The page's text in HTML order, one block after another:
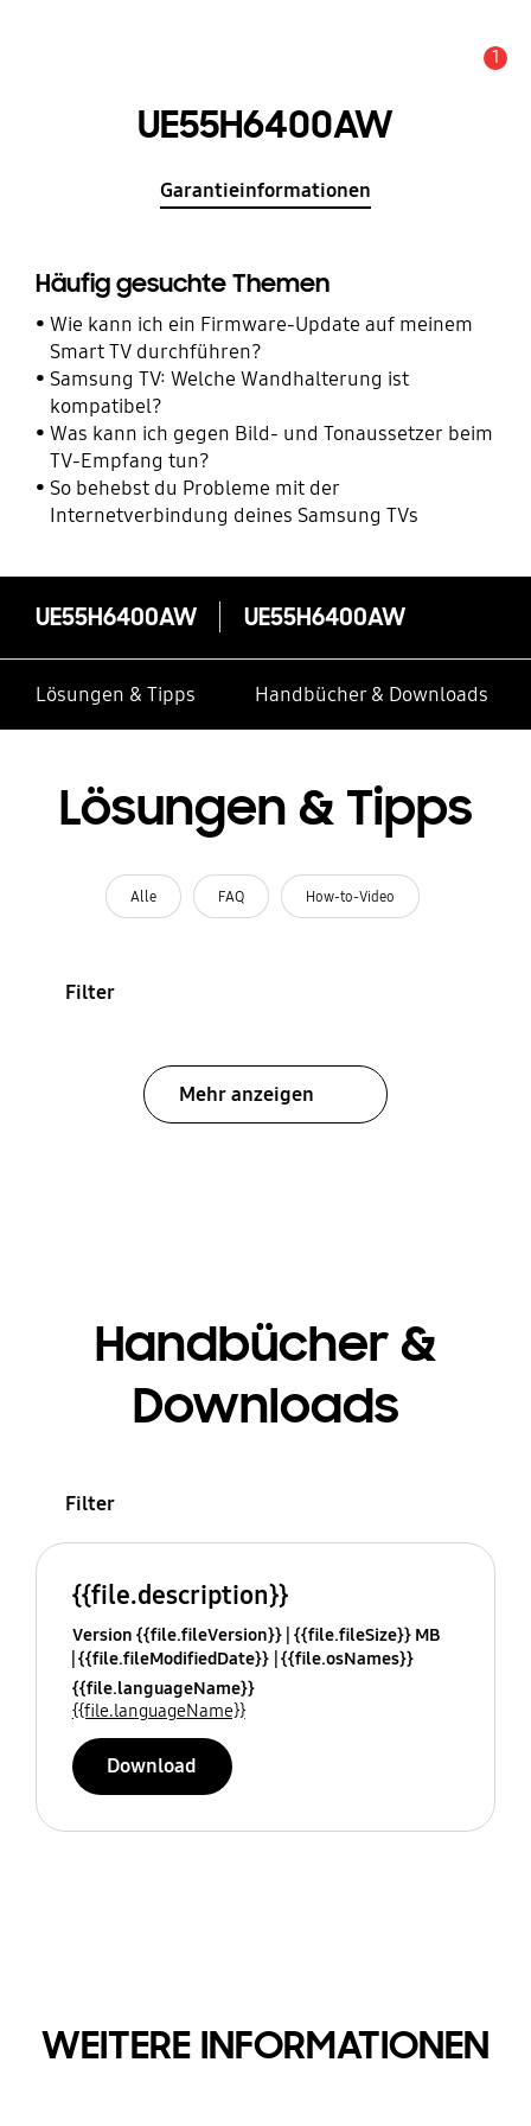
1
UE55H6400AW
Garantieinformationen
Häufig gesuchte Themen
Wie kann ich ein Firmware-Update auf meinem
Smart TV durchführen?
Samsung TV: Welche Wandhalterung ist
kompatibel?
Was kann ich gegen Bild- und Tonaussetzer beim
TV-Empfang tun?
So behebst du Probleme mit der
Internetverbindung deines Samsung TVs
UE55H6400AW UE55H6400AW
Lösungen & Tipps Handbücher & Downloads
Lösungen & Tipps
Alle FAQ How-to-Video
Filter
Mehr anzeigen
Handbücher &
Downloads
Filter
{{file.description}}
Version {{file.fileVersion}} {{file.fileSize}} MB
{{file.fileModifiedDate}} {{file.osNames}}
{{file.languageName}}
{{file.languageName}}
Download
WEITERE INFORMATIONEN